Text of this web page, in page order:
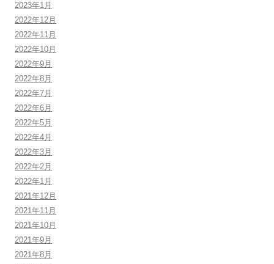
2023年1月
2022年12月
2022年11月
2022年10月
2022年9月
2022年8月
2022年7月
2022年6月
2022年5月
2022年4月
2022年3月
2022年2月
2022年1月
2021年12月
2021年11月
2021年10月
2021年9月
2021年8月